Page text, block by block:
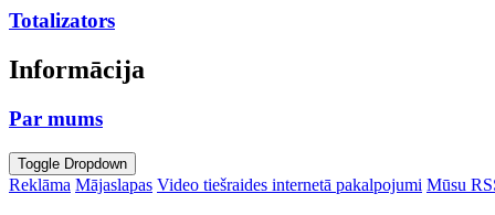
Totalizators
Informācija
Par mums
Toggle Dropdown
Reklāma Mājaslapas Video tiešraides internetā pakalpojumi Mūsu